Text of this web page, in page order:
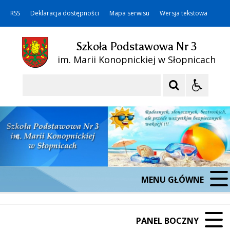
RSS Deklaracja dostępności Mapa serwisu Wersja tekstowa
Szkoła Podstawowa Nr 3
im. Marii Konopnickiej w Słopnicach
MENU GŁÓWNE
PANEL BOCZNY